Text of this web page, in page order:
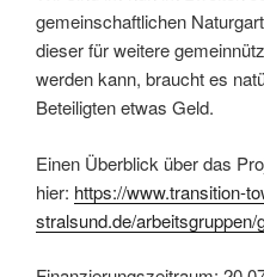
gemeinschaftlichen
dieser für weitere
werden kann, braucht es
Beteiligten etwas Geld.
Einen Überblick über das
hier: https://www.transition-
stralsund.de/